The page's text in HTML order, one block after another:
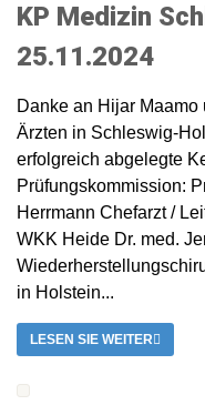
KP Medizin
25.11.2024
Danke an Hijar
Ärzten in Schleswig-
erfolgreich abgelegte
Prüfungskommission:
Herrmann Chefarzt /
WKK Heide Dr. med.
in Holstein...
LESEN SIE WEITER